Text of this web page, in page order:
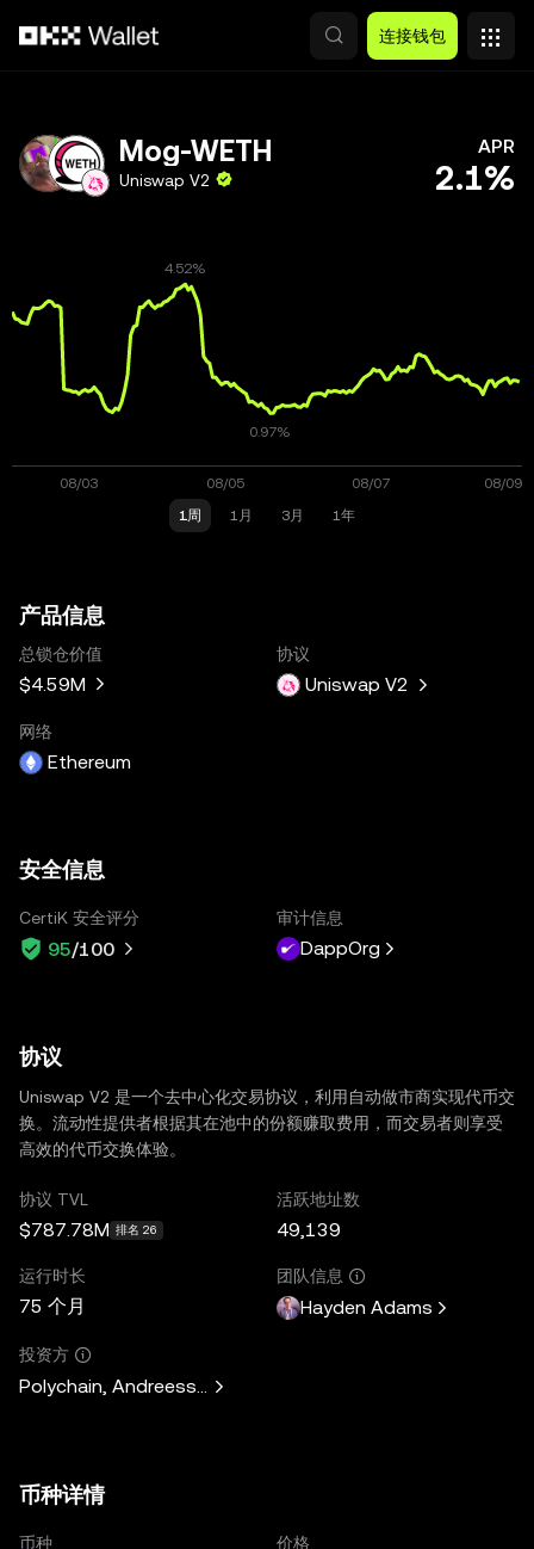
连接钱包
Mog-WETH
Uniswap V2
APR
2.1%
1周 1月 3月 1年
产品信息
总锁仓价值
$4.59M
协议
Uniswap V2
网络
Ethereum
安全信息
CertiK 安全评分
95/100
审计信息
DappOrg
协议
Uniswap V2 是一个去中心化交易协议，利用自动做市商实现代币交
换。流动性提供者根据其在池中的份额赚取费用，而交易者则享受
高效的代币交换体验。
协议 TVL
$787.78M 排名 26
活跃地址数
49,139
运行时长
75 个月
团队信息
Hayden Adams
投资方
Polychain, Andreessen Horowitz, Paradigm, Variant Fund,
币种详情
币种 价格